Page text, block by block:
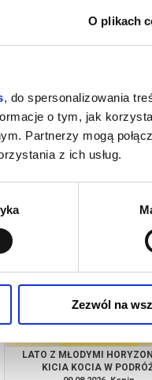
O plikach
, do spersonalizowania
o tym, jak
Partnerzy mogą
z ich usług.
Zezwól na
SPIDER-MAN. CAŁKIEM
LATO Z MŁODYMI
KICIA KOCIA W